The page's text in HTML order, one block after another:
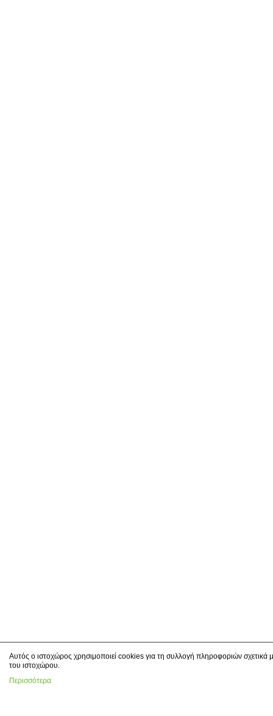
Αυτός ο ιστοχώρος χρησιμοποιεί cookies για τη συλλογή πληροφοριών
του ιστοχώρου.
Περισσότερα